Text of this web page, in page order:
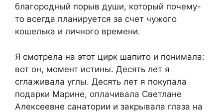
благородный порыв души, который почему-
то всегда планируется за счет чужого
кошелька и личного времени.
Я смотрела на этот цирк шапито и понимала:
вот он, момент истины. Десять лет я
сглаживала углы. Десять лет я покупала
подарки Марине, оплачивала Светлане
Алексеевне санатории и закрывала глаза на